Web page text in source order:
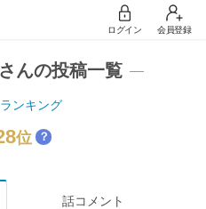
ログイン 会員登録
んの投稿一覧
ンキング
位 ？
話コメント